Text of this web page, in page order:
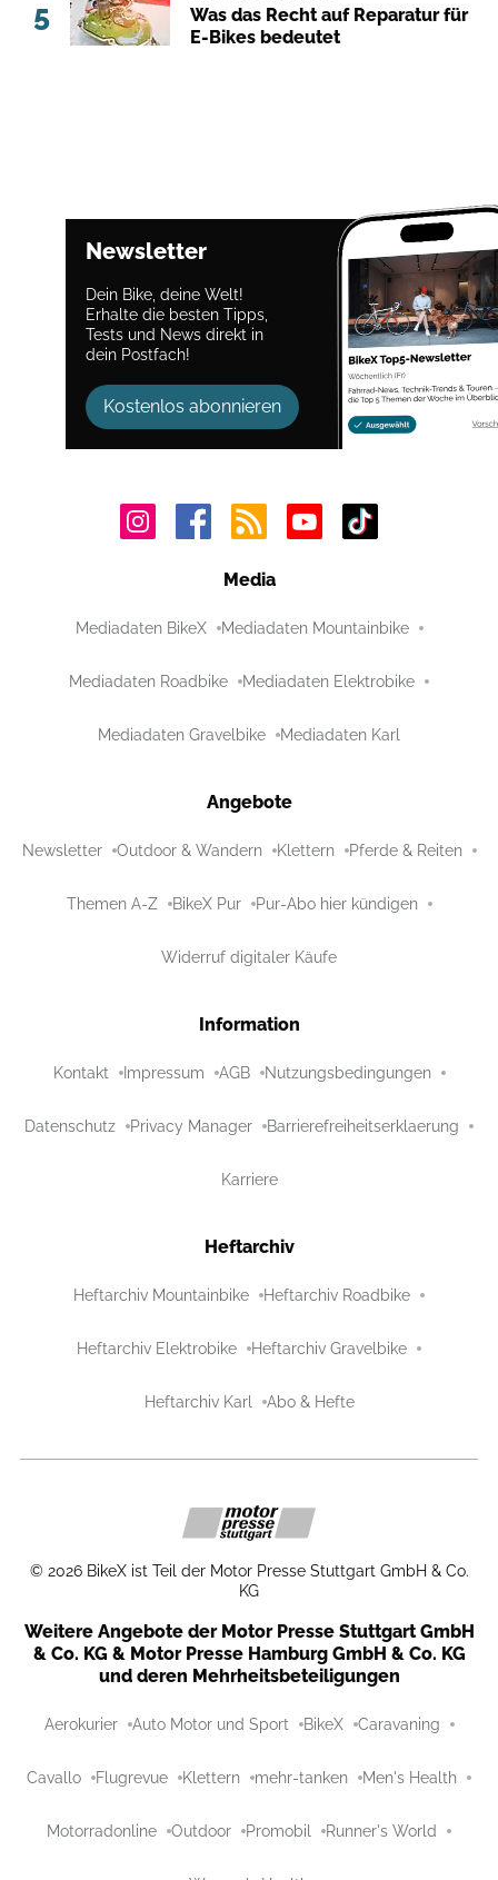
5
Was das Recht auf Reparatur für
E-Bikes bedeutet
Newsletter
Dein Bike, deine Welt!
Erhalte die besten Tipps,
Tests und News direkt in
dein Postfach!
Kostenlos abonnieren
Media
Mediadaten BikeX Mediadaten Mountainbike
Mediadaten Roadbike Mediadaten Elektrobike
Mediadaten Gravelbike Mediadaten Karl
Angebote
Newsletter Outdoor & Wandern Klettern Pferde & Reiten
Themen A-Z BikeX Pur Pur-Abo hier kündigen
Widerruf digitaler Käufe
Information
Kontakt Impressum AGB Nutzungsbedingungen
Datenschutz Privacy Manager Barrierefreiheitserklaerung
Karriere
Heftarchiv
Heftarchiv Mountainbike Heftarchiv Roadbike
Heftarchiv Elektrobike Heftarchiv Gravelbike
Heftarchiv Karl Abo & Hefte
© 2026 BikeX ist Teil der Motor Presse Stuttgart GmbH & Co.
KG
Weitere Angebote der Motor Presse Stuttgart GmbH
& Co. KG & Motor Presse Hamburg GmbH & Co. KG
und deren Mehrheitsbeteiligungen
Aerokurier Auto Motor und Sport BikeX Caravaning
Cavallo Flugrevue Klettern mehr-tanken Men's Health
Motorradonline Outdoor Promobil Runner's World